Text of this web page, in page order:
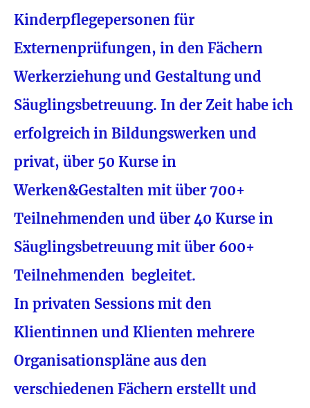
Kinderpflegepersonen für
Externenprüfungen, in den Fächern
Werkerziehung und Gestaltung und
Säuglingsbetreuung. In der Zeit habe ich
erfolgreich in Bildungswerken und
privat, über 50 Kurse in
Werken&Gestalten mit über 700+
Teilnehmenden und über 40 Kurse in
Säuglingsbetreuung mit über 600+
Teilnehmenden begleitet.
In privaten Sessions mit den
Klientinnen und Klienten mehrere
Organisationspläne aus den
verschiedenen Fächern erstellt und